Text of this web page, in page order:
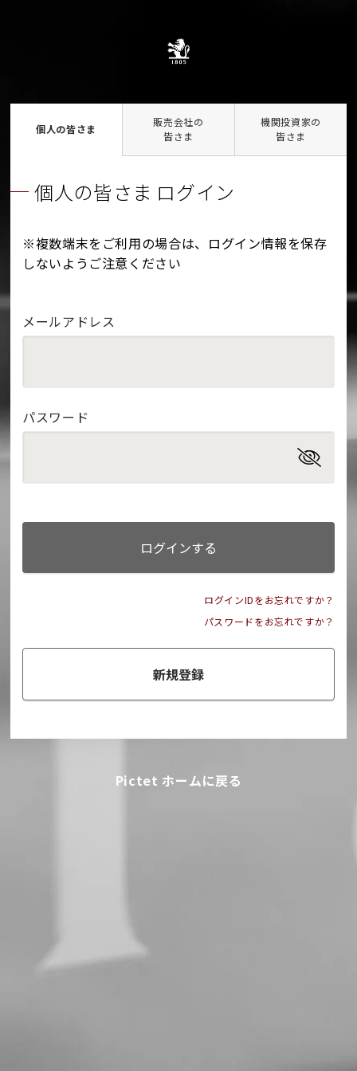
個人の皆さま
販売会社の
皆さま
機関投資家の
皆さま
個人の皆さま ログイン
※複数端末をご利用の場合は、ログイン情報を保存
しないようご注意ください
メールアドレス
パスワード
ログインする
ログインIDをお忘れですか？
パスワードをお忘れですか？
新規登録
Pictet ホームに戻る